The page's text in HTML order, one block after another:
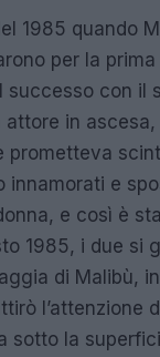
1985 quando
per la
con il
attore in
prometteva
innamorati e
e così è
1985, i due si
di Malibù,
l’attenzione
sotto la